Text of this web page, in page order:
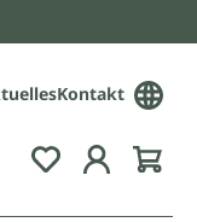
Kontakt
Du hast 0